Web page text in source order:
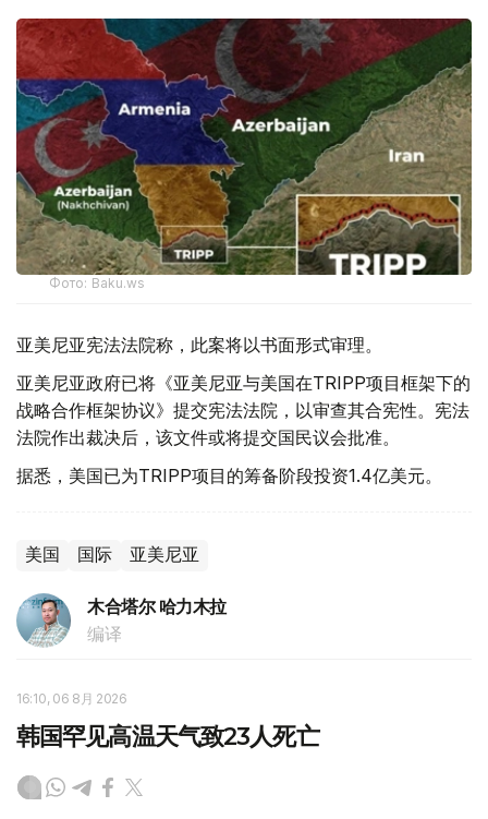
Фото: Baku.ws
亚美尼亚宪法法院称，此案将以书面形式审理。
亚美尼亚政府已将《亚美尼亚与美国在TRIPP项目框架下的
战略合作框架协议》提交宪法法院，以审查其合宪性。宪法
法院作出裁决后，该文件或将提交国民议会批准。
据悉，美国已为TRIPP项目的筹备阶段投资1.4亿美元。
美国 国际 亚美尼亚
木合塔尔 哈力木拉
编译
16:10, 06 8月 2026
韩国罕见高温天气致23人死亡